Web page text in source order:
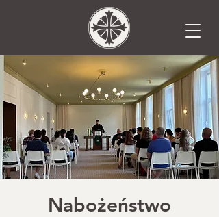
Nabożeństwo